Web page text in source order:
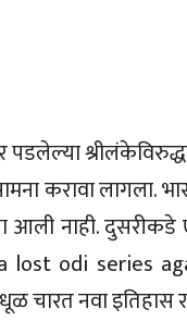
पडलेल्या
करावा लागला.
आली नाही.
lost odi series
चारत नवा इतिहास